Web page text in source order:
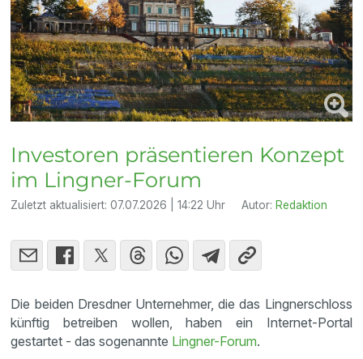
Investoren präsentieren Konzept
im Lingner-Forum
Zuletzt aktualisiert:07.07.2026 | 14:22 Uhr Autor: Redaktion
Die beiden Dresdner Unternehmer, die das Lingnerschloss
künftig betreiben wollen, haben ein Internet-Portal
gestartet - das sogenannte Lingner-Forum.